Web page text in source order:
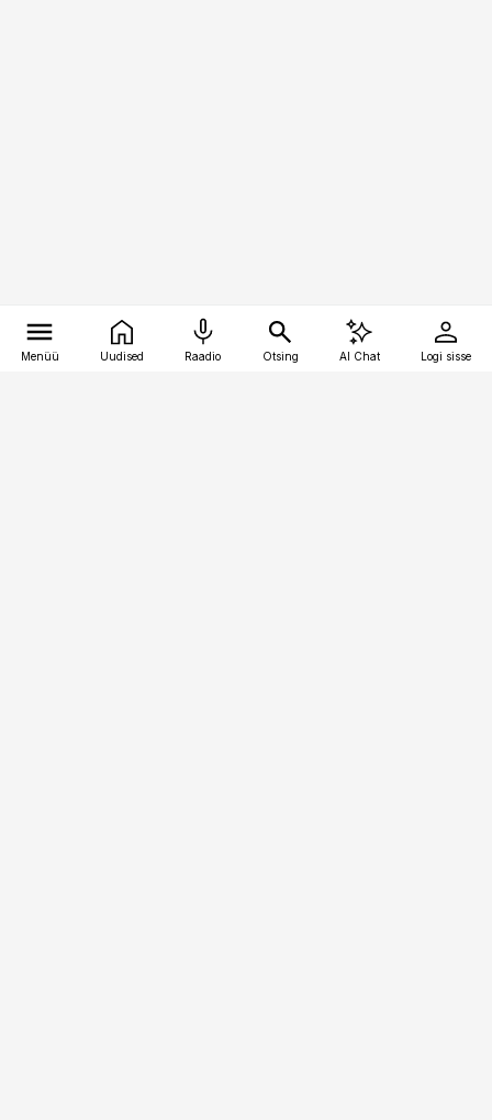
Menüü Uudised Raadio Otsing AI Chat Logi sisse